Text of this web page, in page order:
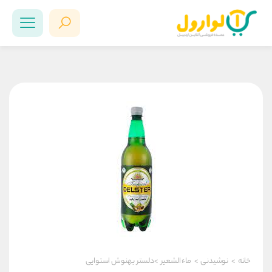
خانه > نوشیدنی > ماء الشعير >دلستر بهنوش استوایی